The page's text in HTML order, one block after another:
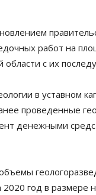
работ на
с их
в уставном
проведенные
денежными
2020 год в размере